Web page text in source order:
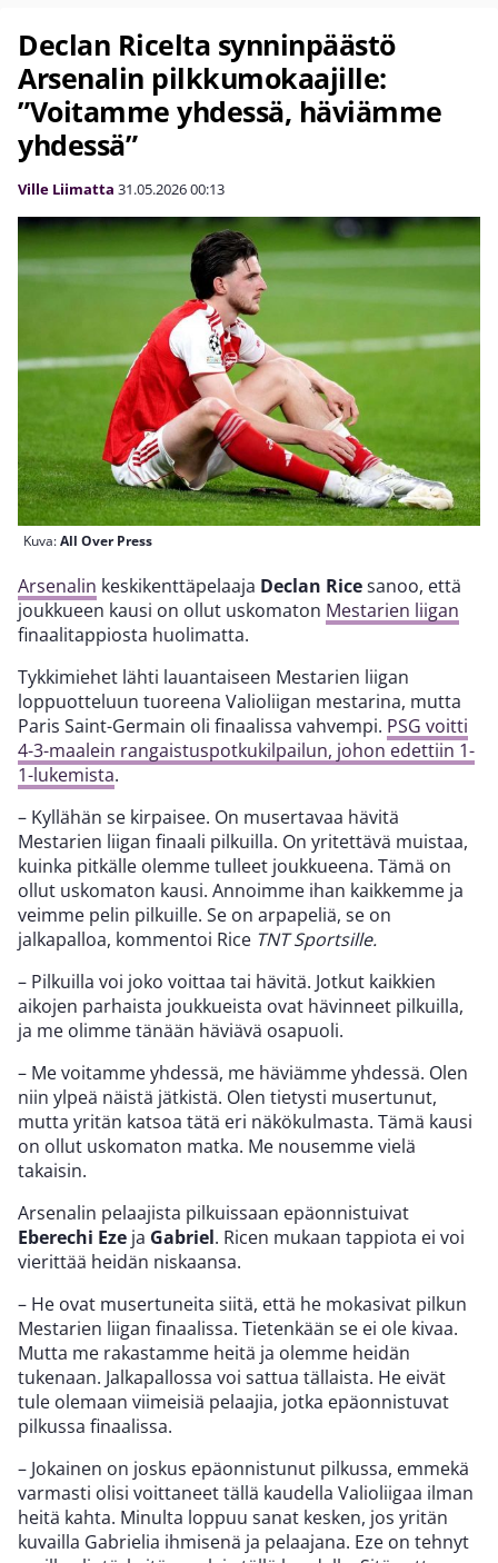
Declan Ricelta synninpäästö
Arsenalin pilkkumokaajille:
”Voitamme yhdessä, häviämme
yhdessä”
Ville Liimatta 31.05.202600:13
Kuva:All Over Press
Arsenalin keskikenttäpelaaja Declan Ricesanoo, että
joukkueen kausi on ollut uskomaton Mestarien liigan
finaalitappiosta huolimatta.
Tykkimiehet lähti lauantaiseen Mestarien liigan
loppuotteluun tuoreena Valioliigan mestarina, mutta
Paris Saint-Germain oli finaalissa vahvempi. PSG voitti
4-3-maalein rangaistuspotkukilpailun, johon edettiin 1-
1-lukemista.
– Kyllähän se kirpaisee. On musertavaa hävitä
Mestarien liigan finaali pilkuilla. On yritettävä muistaa,
kuinka pitkälle olemme tulleet joukkueena. Tämä on
ollut uskomaton kausi. Annoimme ihan kaikkemme ja
veimme pelin pilkuille. Se on arpapeliä, se on
jalkapalloa, kommentoi Rice TNT Sportsille.
– Pilkuilla voi joko voittaa tai hävitä. Jotkut kaikkien
aikojen parhaista joukkueista ovat hävinneet pilkuilla,
ja me olimme tänään häviävä osapuoli.
– Me voitamme yhdessä, me häviämme yhdessä. Olen
niin ylpeä näistä jätkistä. Olen tietysti musertunut,
mutta yritän katsoa tätä eri näkökulmasta. Tämä kausi
on ollut uskomaton matka. Me nousemme vielä
takaisin.
Arsenalin pelaajista pilkuissaan epäonnistuivat
Eberechi Eze ja Gabriel. Ricen mukaan tappiota ei voi
vierittää heidän niskaansa.
– He ovat musertuneita siitä, että he mokasivat pilkun
Mestarien liigan finaalissa. Tietenkään se ei ole kivaa.
Mutta me rakastamme heitä ja olemme heidän
tukenaan. Jalkapallossa voi sattua tällaista. He eivät
tule olemaan viimeisiä pelaajia, jotka epäonnistuvat
pilkussa finaalissa.
– Jokainen on joskus epäonnistunut pilkussa, emmekä
varmasti olisi voittaneet tällä kaudella Valioliigaa ilman
heitä kahta. Minulta loppuu sanat kesken, jos yritän
kuvailla Gabrielia ihmisenä ja pelaajana. Eze on tehnyt